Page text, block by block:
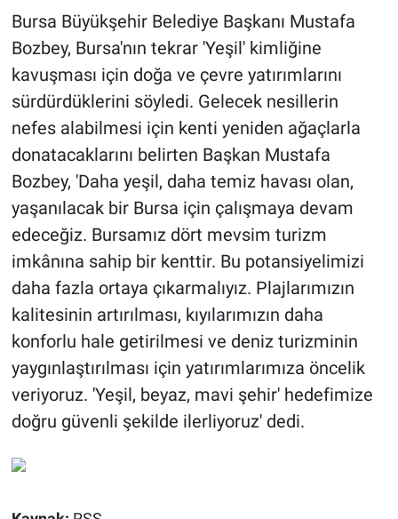
Bursa Büyükşehir Belediye Başkanı Mustafa
Bozbey, Bursa'nın tekrar 'Yeşil' kimliğine
kavuşması için doğa ve çevre yatırımlarını
sürdürdüklerini söyledi. Gelecek nesillerin
nefes alabilmesi için kenti yeniden ağaçlarla
donatacaklarını belirten Başkan Mustafa
Bozbey, 'Daha yeşil, daha temiz havası olan,
yaşanılacak bir Bursa için çalışmaya devam
edeceğiz. Bursamız dört mevsim turizm
imkânına sahip bir kenttir. Bu potansiyelimizi
daha fazla ortaya çıkarmalıyız. Plajlarımızın
kalitesinin artırılması, kıyılarımızın daha
konforlu hale getirilmesi ve deniz turizminin
yaygınlaştırılması için yatırımlarımıza öncelik
veriyoruz. 'Yeşil, beyaz, mavi şehir' hedefimize
doğru güvenli şekilde ilerliyoruz' dedi.